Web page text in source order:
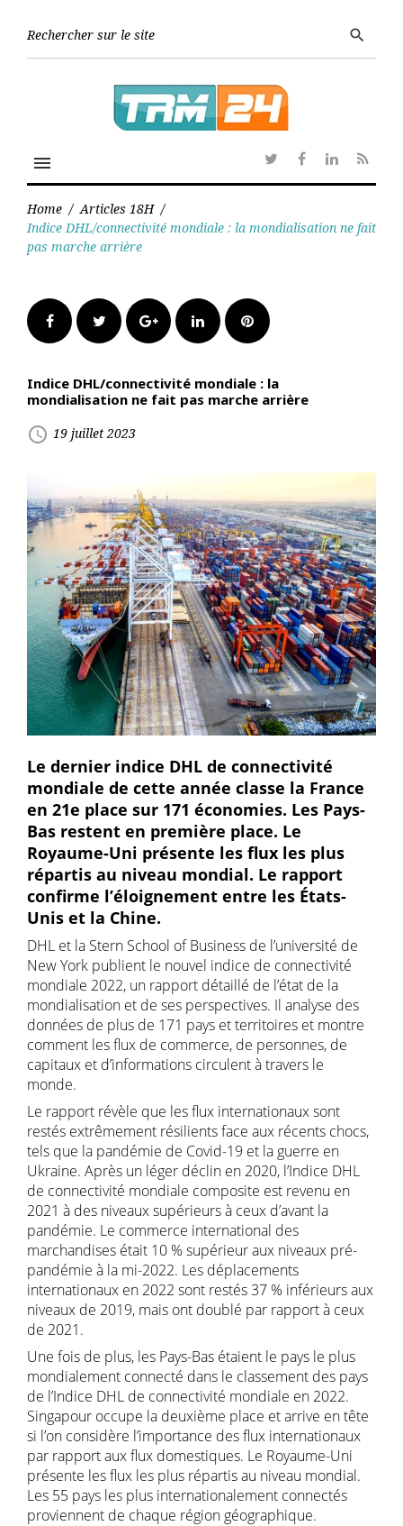
search
menu
TwitterFacebook
Linkedin
RSS
Home / Articles 18H /
Indice DHL/connectivité mondiale : la mondialisation ne fait
pas marche arrière
FacebookTwitter Google+LinkedInPinterest
Indice DHL/connectivité mondiale : la
mondialisation ne fait pas marche arrière
access_time 19 juillet 2023
Le dernier indice DHL de connectivité
mondiale de cette année classe la France
en 21e place sur 171 économies. Les Pays-
Bas restent en première place. Le
Royaume-Uni présente les flux les plus
répartis au niveau mondial. Le rapport
confirme l’éloignement entre les États-
Unis et la Chine.
DHL et la Stern School of Business de l’université de
New York publient le nouvel indice de connectivité
mondiale 2022, un rapport détaillé de l’état de la
mondialisation et de ses perspectives. Il analyse des
données de plus de 171 pays et territoires et montre
comment les flux de commerce, de personnes, de
capitaux et d’informations circulent à travers le
monde.
Le rapport révèle que les flux internationaux sont
restés extrêmement résilients face aux récents chocs,
tels que la pandémie de Covid-19 et la guerre en
Ukraine. Après un léger déclin en 2020, l’Indice DHL
de connectivité mondiale composite est revenu en
2021 à des niveaux supérieurs à ceux d’avant la
pandémie. Le commerce international des
marchandises était 10 % supérieur aux niveaux pré-
pandémie à la mi-2022. Les déplacements
internationaux en 2022 sont restés 37 % inférieurs aux
niveaux de 2019, mais ont doublé par rapport à ceux
de 2021.
Une fois de plus, les Pays-Bas étaient le pays le plus
mondialement connecté dans le classement des pays
de l’Indice DHL de connectivité mondiale en 2022.
Singapour occupe la deuxième place et arrive en tête
si l’on considère l’importance des flux internationaux
par rapport aux flux domestiques. Le Royaume-Uni
présente les flux les plus répartis au niveau mondial.
Les 55 pays les plus internationalement connectés
proviennent de chaque région géographique.